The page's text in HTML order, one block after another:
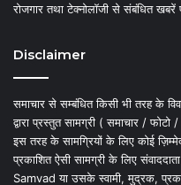
रोजगार तथा टेक्नोलॉजी से संबंधित खबरें
Disclaimer
समाचार से सम्बंधित किसी भी तरह के
द्वारा प्रस्तुत सामग्री ( समाचार /
इस तरह के सामग्रियों के लिए कोई
प्रकाशित ऐसी सामग्री के लिए
Samvad या उसके स्वामी, मुद्रक,